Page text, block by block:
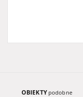
OBIEKTY podobne